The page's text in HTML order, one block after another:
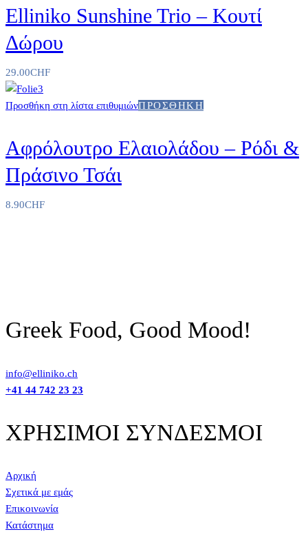
Elliniko Sunshine Trio – Κουτί
Δώρου
29.00CHF
Προσθήκη στη λίστα επιθυμιώνΠΡΟΣΘΉΚΗ
Αφρόλουτρο Ελαιολάδου – Ρόδι &
Πράσινο Τσάι
8.90CHF
Greek Food, Good Mood!
info@elliniko.ch
+41 44 742 23 23
ΧΡΗΣΙΜΟΙ ΣΥΝΔΕΣΜΟΙ
Αρχική
Σχετικά με εμάς
Επικοινωνία
Κατάστημα